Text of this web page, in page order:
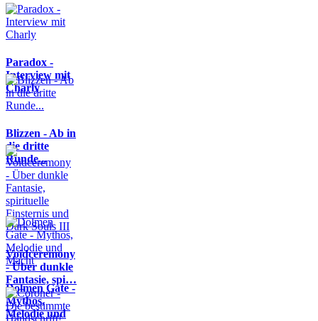
Paradox -
Interview mit
Charly
Blizzen - Ab in
die dritte
Runde...
Voidceremony
- Über dunkle
Fantasie, spi…
Dolmen Gate -
Mythos,
Melodie und